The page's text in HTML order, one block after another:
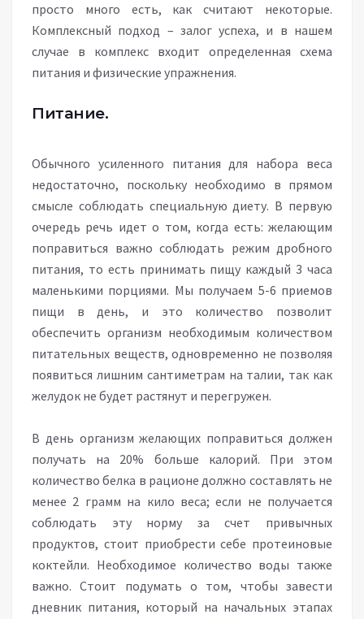
просто много есть, как считают некоторые.
Комплексный подход – залог успеха, и в нашем
случае в комплекс входит определенная схема
питания и физические упражнения.
Питание.
Обычного усиленного питания для набора веса
недостаточно, поскольку необходимо в прямом
смысле соблюдать специальную диету. В первую
очередь речь идет о том, когда есть: желающим
поправиться важно соблюдать режим дробного
питания, то есть принимать пищу каждый 3 часа
маленькими порциями. Мы получаем 5-6 приемов
пищи в день, и это количество позволит
обеспечить организм необходимым количеством
питательных веществ, одновременно не позволяя
появиться лишним сантиметрам на талии, так как
желудок не будет растянут и перегружен.
В день организм желающих поправиться должен
получать на 20% больше калорий. При этом
количество белка в рационе должно составлять не
менее 2 грамм на кило веса; если не получается
соблюдать эту норму за счет привычных
продуктов, стоит приобрести себе протеиновые
коктейли. Необходимое количество воды также
важно. Стоит подумать о том, чтобы завести
дневник питания, который на начальных этапах